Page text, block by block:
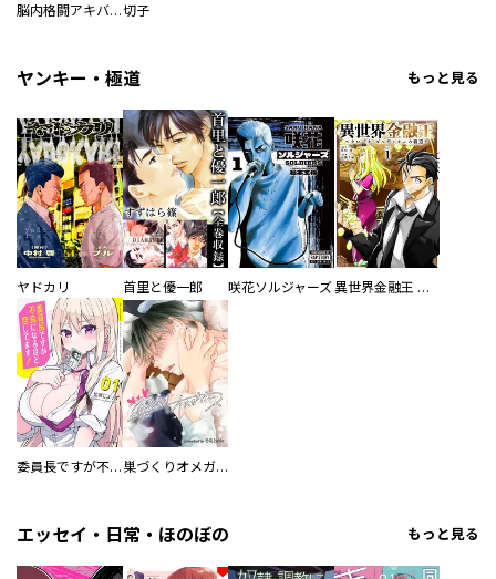
脳内格闘アキバシュート切子
ヤンキー・極道 もっと見る
ヤドカリ 首里と優一郎 咲花ソルジャーズ 異世界金融王 ～クローネ・ゴルディオンの覇道～
委員長ですが不良になるほど恋してます！ 巣づくりオメガバース
エッセイ・日常・ほのぼの もっと見る